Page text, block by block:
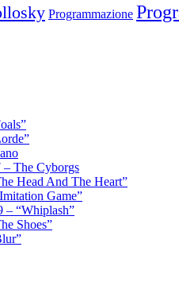
Programmazione
– The Cyborgs
Head And The Heart”
Game”
– “Whiplash”
Shoes”